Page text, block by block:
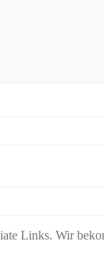
Links. Wir